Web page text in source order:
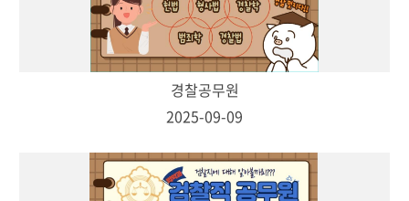
경찰공무원
2025-09-09